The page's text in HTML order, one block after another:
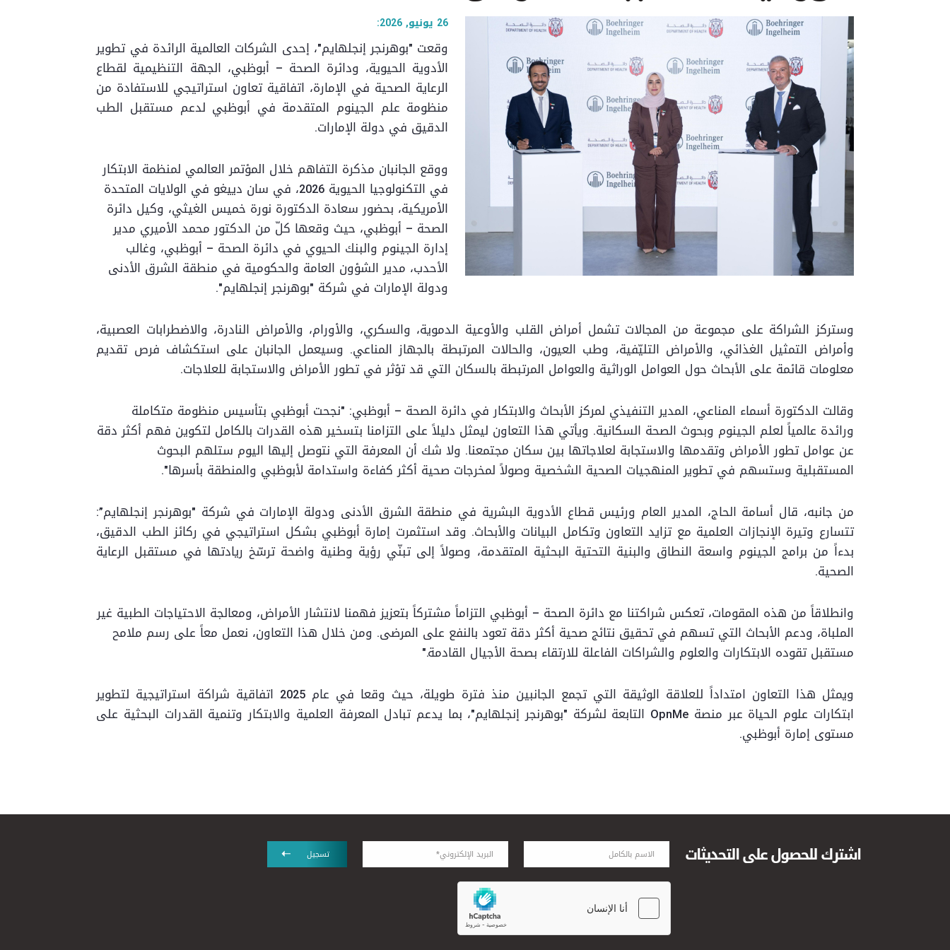
26 يونيو, 2026:
وقعت "بوهرنجر إنجلهايم"، إحدى الشركات العالمية الرائدة في تطوير
الأدوية الحيوية، ودائرة الصحة – أبوظبي، الجهة التنظيمية لقطاع
الرعاية الصحية في الإمارة، اتفاقية تعاون استراتيجي للاستفادة من
منظومة علم الجينوم المتقدمة في أبوظبي لدعم مستقبل الطب
الدقيق في دولة الإمارات.
ووقع الجانبان مذكرة التفاهم خلال المؤتمر العالمي لمنظمة الابتكار
في التكنولوجيا الحيوية 2026، في سان دييغو في الولايات المتحدة
الأمريكية، بحضور سعادة الدكتورة نورة خميس الغيثي، وكيل دائرة
الصحة – أبوظبي، حيث وقعها كلّ من الدكتور محمد الأميري مدير
إدارة الجينوم والبنك الحيوي في دائرة الصحة – أبوظبي، وغالب
الأحدب، مدير الشؤون العامة والحكومية في منطقة الشرق الأدنى
ودولة الإمارات في شركة "بوهرنجر إنجلهايم".
وستركز الشراكة على مجموعة من المجالات تشمل أمراض القلب والأوعية الدموية، والسكري، والأورام، والأمراض النادرة، والاضطرابات العصبية،
وأمراض التمثيل الغذائي، والأمراض التليّفية، وطب العيون، والحالات المرتبطة بالجهاز المناعي. وسيعمل الجانبان على استكشاف فرص تقديم
معلومات قائمة على الأبحاث حول العوامل الوراثية والعوامل المرتبطة بالسكان التي قد تؤثر في تطور الأمراض والاستجابة للعلاجات.
وقالت الدكتورة أسماء المناعي، المدير التنفيذي لمركز الأبحاث والابتكار في دائرة الصحة – أبوظبي: "نجحت أبوظبي بتأسيس منظومة متكاملة
ورائدة عالمياً لعلم الجينوم وبحوث الصحة السكانية. ويأتي هذا التعاون ليمثل دليلاً على التزامنا بتسخير هذه القدرات بالكامل لتكوين فهم أكثر دقة
عن عوامل تطور الأمراض وتقدمها والاستجابة لعلاجاتها بين سكان مجتمعنا. ولا شك أن المعرفة التي نتوصل إليها اليوم ستلهم البحوث
المستقبلية وستسهم في تطوير المنهجيات الصحية الشخصية وصولاً لمخرجات صحية أكثر كفاءة واستدامة لأبوظبي والمنطقة بأسرها".
من جانبه، قال أسامة الحاج، المدير العام ورئيس قطاع الأدوية البشرية في منطقة الشرق الأدنى ودولة الإمارات في شركة "بوهرنجر إنجلهايم”:
تتسارع وتيرة الإنجازات العلمية مع تزايد التعاون وتكامل البيانات والأبحاث. وقد استثمرت إمارة أبوظبي بشكل استراتيجي في ركائز الطب الدقيق،
بدءاً من برامج الجينوم واسعة النطاق والبنية التحتية البحثية المتقدمة، وصولاً إلى تبنّي رؤية وطنية واضحة ترسّخ ريادتها في مستقبل الرعاية
الصحية.
وانطلاقاً من هذه المقومات، تعكس شراكتنا مع دائرة الصحة – أبوظبي التزاماً مشتركاً بتعزيز فهمنا لانتشار الأمراض، ومعالجة الاحتياجات الطبية غير
الملباة، ودعم الأبحاث التي تسهم في تحقيق نتائج صحية أكثر دقة تعود بالنفع على المرضى. ومن خلال هذا التعاون، نعمل معاً على رسم ملامح
مستقبل تقوده الابتكارات والعلوم والشراكات الفاعلة للارتقاء بصحة الأجيال القادمة."
ويمثل هذا التعاون امتداداً للعلاقة الوثيقة التي تجمع الجانبين منذ فترة طويلة، حيث وقعا في عام 2025 اتفاقية شراكة استراتيجية لتطوير
ابتكارات علوم الحياة عبر منصة OpnMe التابعة لشركة "بوهرنجر إنجلهايم"، بما يدعم تبادل المعرفة العلمية والابتكار وتنمية القدرات البحثية على
مستوى إمارة أبوظبي.
اشترك للحصول على التحديثات تسجيل